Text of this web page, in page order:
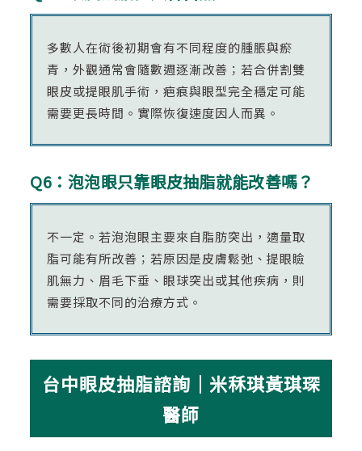
多數人在術後初期會有不同程度的腫脹與瘀
青，外觀通常會隨數週逐漸改善；若合併割雙
眼皮或提眼肌手術，疤痕與眼型完全穩定可能
需要更長時間。實際恢復速度因人而異。
Q6：泡泡眼只靠眼皮抽脂就能改善嗎？
不一定。若泡泡眼主要來自脂肪突出，適量取
脂可能有所改善；若原因是皮膚鬆弛、提眼瞼
肌無力、眉毛下垂、眼球突出或其他疾病，則
需要採取不同的治療方式。
台中眼皮抽脂諮詢｜米秝琪黃琪琛
醫師